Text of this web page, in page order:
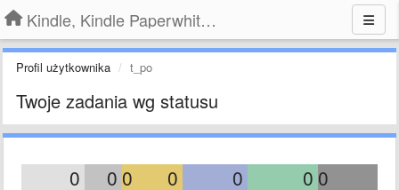
Kindle, Kindle Paperwhite, Kindle Voyage
Profil użytkownika t_po
Twoje zadania wg statusu
0 0 0 0 0 0 0